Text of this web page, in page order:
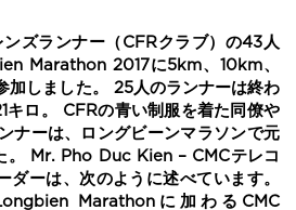
ズランナー（CFRクラブ）の43人
Marathon 2017に5km、10km、
加しました。 25人のランナーは終わ
キロ。 CFRの青い制服を着た同僚や
ナーは、ロングビーンマラソンで元
。 Mr. Pho Duc Kien – CMCテレコ
ダーは、次のように述べています。
Marathonに加わるCMC